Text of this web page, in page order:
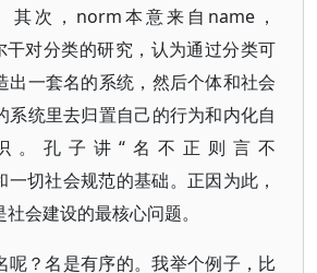
其次，norm本意来自name，
干对分类的研究，认为通过分类可
出一套名的系统，然后个体和社会
系统里去归置自己的行为和内化自
。孔子讲“名不正则言不
一切社会规范的基础。正因为此，
会建设的最核心问题。
呢？名是有序的。我举个例子，比